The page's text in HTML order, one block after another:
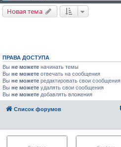
Новая тема
ПРАВА ДОСТУПА
Вы не можете начинать темы
Вы не можете отвечать на сообщения
Вы не можете редактировать свои сообщения
Вы не можете удалять свои сообщения
Вы не можете добавлять вложения
Список форумов